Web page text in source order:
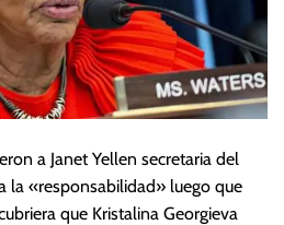
a Janet Yellen secretaria del
la «responsabilidad» luego que
que Kristalina Georgieva